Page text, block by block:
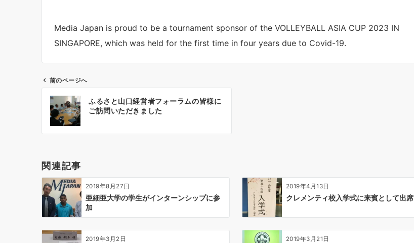
Media Japan is proud to be a tournament sponsor of the VOLLEYBALL ASIA CUP 2023 IN
SINGAPORE, which was held for the first time in four years due to Covid-19.
シ
ョ
ン
前のページへ
ふるさと山口経営者フォーラムの皆様に
ご訪問いただきました
関連記事
2019年8月27日
亜細亜大学の学生がインターンシップに参
加
2019年4月13日
クレメンティ校入学式に来賓として出席
2019年3月2日 2019年3月21日